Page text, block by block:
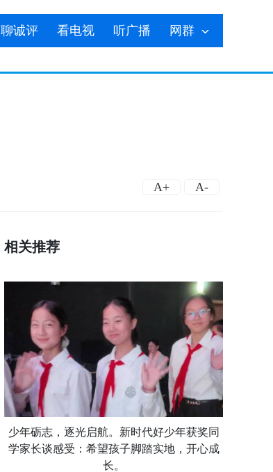
聊诚评 看电视 听广播 网群
A+ A-
相关推荐
少年砺志，逐光启航。新时代好少年获奖同
学家长谈感受：希望孩子脚踏实地，开心成
长。